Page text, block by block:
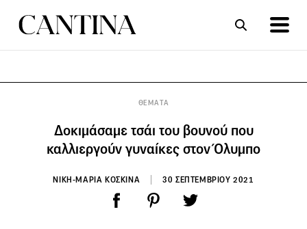
ΘΕΜΑΤΑ
Δοκιμάσαμε τσάι του βουνού που
καλλιεργούν γυναίκες στον Όλυμπο
ΝΙΚΗ-ΜΑΡΙΑ ΚΟΣΚΙΝΑ 30 ΣΕΠΤΕΜΒΡΙΟΥ 2021